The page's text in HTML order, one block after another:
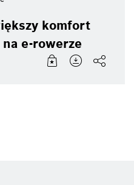
komfort
e-rowerze